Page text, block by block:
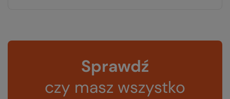
Sprawdź
czy masz wszystko